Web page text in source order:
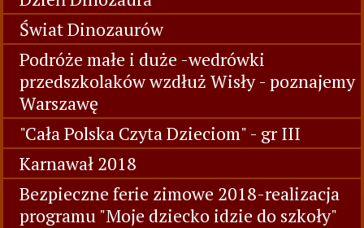
Świat Dinozaurów
Podróże małe i duże -wedrówki
przedszkolaków wzdłuż Wisły - poznajemy
Warszawę
"Cała Polska Czyta Dzieciom" - gr III
Karnawał 2018
Bezpieczne ferie zimowe 2018-realizacja
programu "Moje dziecko idzie do szkoły"